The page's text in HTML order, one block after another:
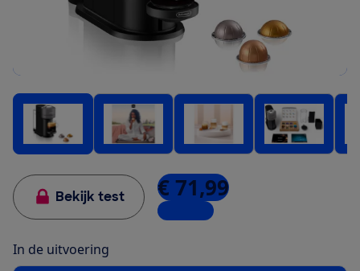
Bekijk test € 71,99
4 winkels
In de uitvoering